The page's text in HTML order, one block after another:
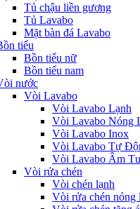
Tủ chậu liền gương
Tủ Lavabo
Mặt bàn đá Lavabo
tiểu
Bồn tiểu nữ
Bồn tiểu nam
nước
Vòi Lavabo
Vòi Lavabo Lạnh
Vòi Lavabo Nóng
Vòi Lavabo Inox
Vòi Lavabo Tự
Vòi Lavabo Âm
Vòi rửa chén
Vòi chén lạnh
Vòi rửa chén nóng